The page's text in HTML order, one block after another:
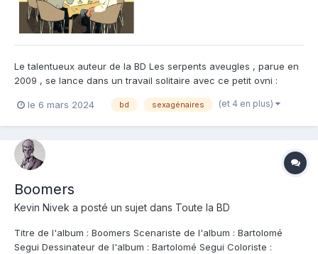
Le talentueux auteur de la BD Les serpents aveugles , parue en
2009 , se lance dans un travail solitaire avec ce petit ovni :
connu le "baby boom" à la fin de le seconde guerre mondiale ,
le 6 mars 2024 bd sexagénaires (et 4 en plus)
Boomers
Kevin Nivek a posté un sujet dans Toute la BD
Titre de l'album : Boomers Scenariste de l'album : Bartolomé
Segui Dessinateur de l'album : Bartolomé Segui Coloriste :